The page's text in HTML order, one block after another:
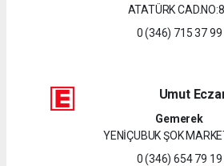
ATATÜRK
0 (346) 715 37 99
Umut
Gemerek
YENİÇUBUK ŞOK
0 (346) 654 79 19